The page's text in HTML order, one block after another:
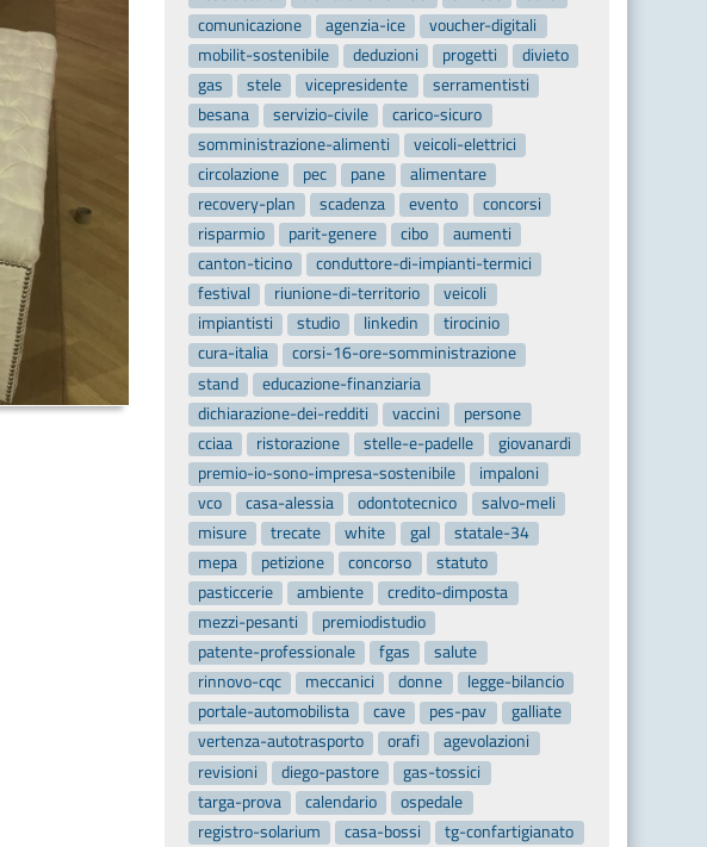
comunicazione
agenzia-ice
voucher-digitali
mobilit-sostenibile
deduzioni progetti
divieto
gas
stele vicepresidente
serramentisti
besana
servizio-civile
carico-sicuro
somministrazione-alimenti
veicoli-elettrici
circolazione
pec pane
alimentare
recovery-plan
scadenza evento
concorsi
risparmio
parit-genere cibo
aumenti
canton-ticino
conduttore-di-impianti-termici
festival
riunione-di-territorio
veicoli
impiantisti
studio linkedin
tirocinio
cura-italia
corsi-16-ore-somministrazione
stand
educazione-finanziaria
dichiarazione-dei-redditi
vaccini
persone
cciaa
ristorazione stelle-e-padelle
giovanardi
premio-io-sono-impresa-sostenibile
impaloni
vco
casa-alessia odontotecnico
salvo-meli
misure
trecate white gal
statale-34
mepa
petizione concorso
statuto
pasticcerie
ambiente
credito-dimposta
mezzi-pesanti
premiodistudio
patente-professionale
fgas
salute
rinnovo-cqc
meccanici donne
legge-bilancio
portale-automobilista
cave pes-pav
galliate
vertenza-autotrasporto
orafi
agevolazioni
revisioni
diego-pastore
gas-tossici
targa-prova
calendario
ospedale
registro-solarium
casa-bossi
tg-confartigianato